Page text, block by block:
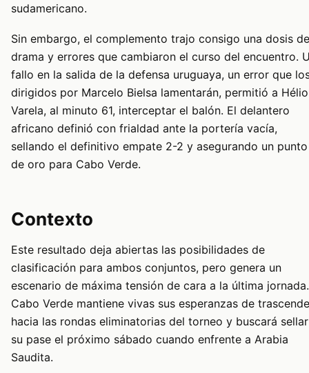
sudamericano.
Sin embargo, el complemento trajo consigo una dosis de
drama y errores que cambiaron el curso del encuentro.
fallo en la salida de la defensa uruguaya, un error que
dirigidos por Marcelo Bielsa lamentarán, permitió a Hélio
Varela, al minuto 61, interceptar el balón. El delantero
africano definió con frialdad ante la portería vacía,
sellando el definitivo empate 2-2 y asegurando un punto
de oro para Cabo Verde.
Contexto
Este resultado deja abiertas las posibilidades de
clasificación para ambos conjuntos, pero genera un
escenario de máxima tensión de cara a la última jornada.
Cabo Verde mantiene vivas sus esperanzas de
hacia las rondas eliminatorias del torneo y buscará sellar
su pase el próximo sábado cuando enfrente a Arabia
Saudita.